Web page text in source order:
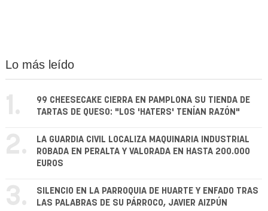
Lo más leído
1.
99 CHEESECAKE CIERRA EN PAMPLONA SU TIENDA DE
TARTAS DE QUESO: "LOS 'HATERS' TENÍAN RAZÓN"
2.
LA GUARDIA CIVIL LOCALIZA MAQUINARIA INDUSTRIAL
ROBADA EN PERALTA Y VALORADA EN HASTA 200.000
EUROS
3.
SILENCIO EN LA PARROQUIA DE HUARTE Y ENFADO TRAS
LAS PALABRAS DE SU PÁRROCO, JAVIER AIZPÚN